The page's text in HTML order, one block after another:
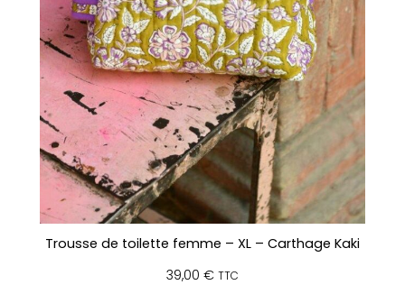
Trousse de toilette femme – XL – Carthage Kaki
39,00 € TTC